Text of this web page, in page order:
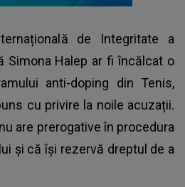
de Integritate a
Simona Halep ar fi încălcat o
anti-doping din Tenis,
cu privire la noile acuzații.
are prerogative în procedura
și că își rezervă dreptul de a